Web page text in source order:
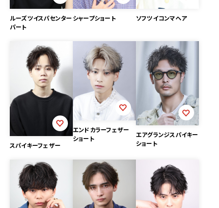
ルーズツイスパセンター
パート
シャープショート ソフツイコンマヘア
スパイキーフェザー
エンドカラーフェザー
ショート
エアグランジスパイキー
ショート